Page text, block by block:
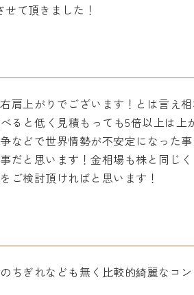
て頂きました！
肩上がりでございます！とは言え
ると低く見積もっても5倍以上は
などで世界情勢が不安定になった
と思います！金相場も株と同じ
ご検討頂ければと思います！
ぎれなども無く比較的綺麗なコン